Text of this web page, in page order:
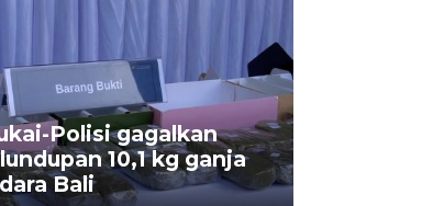
Polisi gagalkan
10,1 kg ganja
Bali